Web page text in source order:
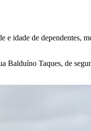
idade de dependentes,
Balduíno Taques, de